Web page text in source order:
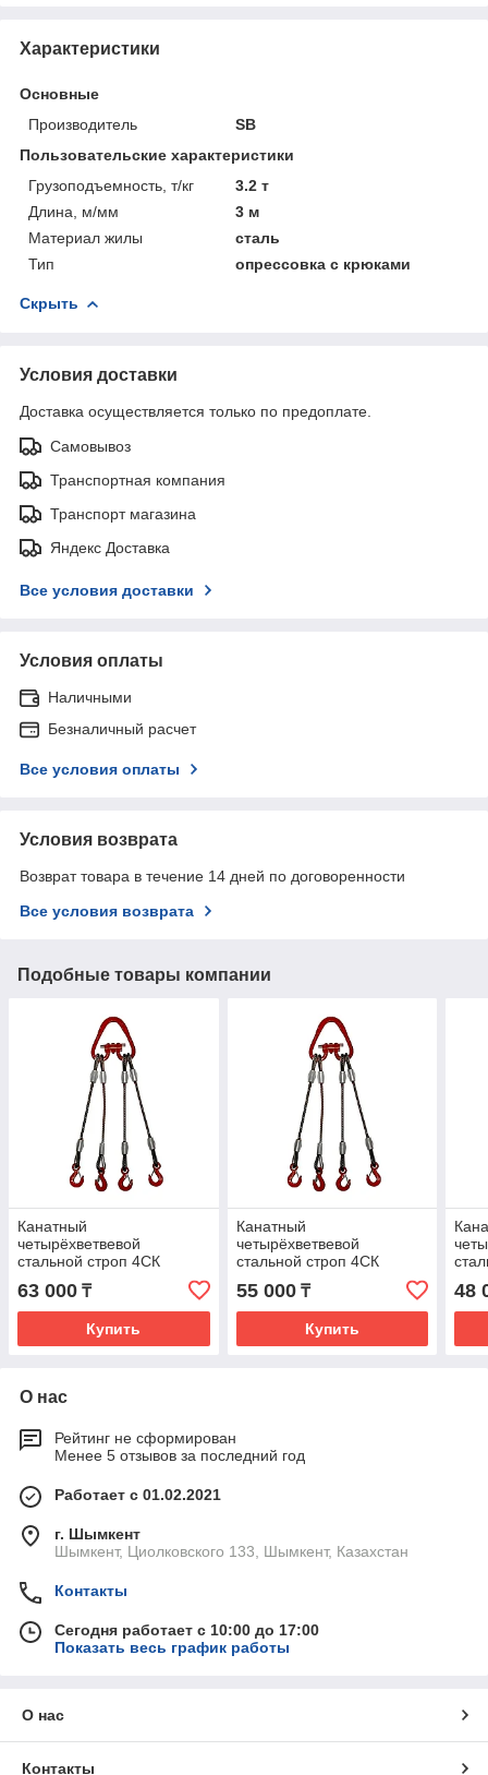
Характеристики
Основные
Производитель
SB
Пользовательские характеристики
Грузоподъемность, т/кг
3.2 т
Длина, м/мм
3 м
Материал жилы
сталь
Тип
опрессовка с крюками
Скрыть
Условия доставки
Доставка осуществляется только по предоплате.
Самовывоз
Транспортная компания
Транспорт магазина
Яндекс Доставка
Все условия доставки
Условия оплаты
Наличными
Безналичный расчет
Все условия оплаты
Условия возврата
Возврат товара в течение 14 дней по договоренности
Все условия возврата
Подобные товары компании
Канатный
четырёхветвевой
стальной строп 4СК
6,3/4000 арт. 2147
63 000 ₸
Купить
Канатный
четырёхветвевой
стальной строп 4СК
5,0/4000 арт. 2261
55 000₸
Купить
48
О нас
Рейтинг не сформирован
Менее 5 отзывов за последний год
Работает с 01.02.2021
г. Шымкент
Шымкент, Циолковского 133, Шымкент, Казахстан
Контакты
Сегодня работает с 10:00 до 17:00
Показать весь график работы
О нас
Контакты